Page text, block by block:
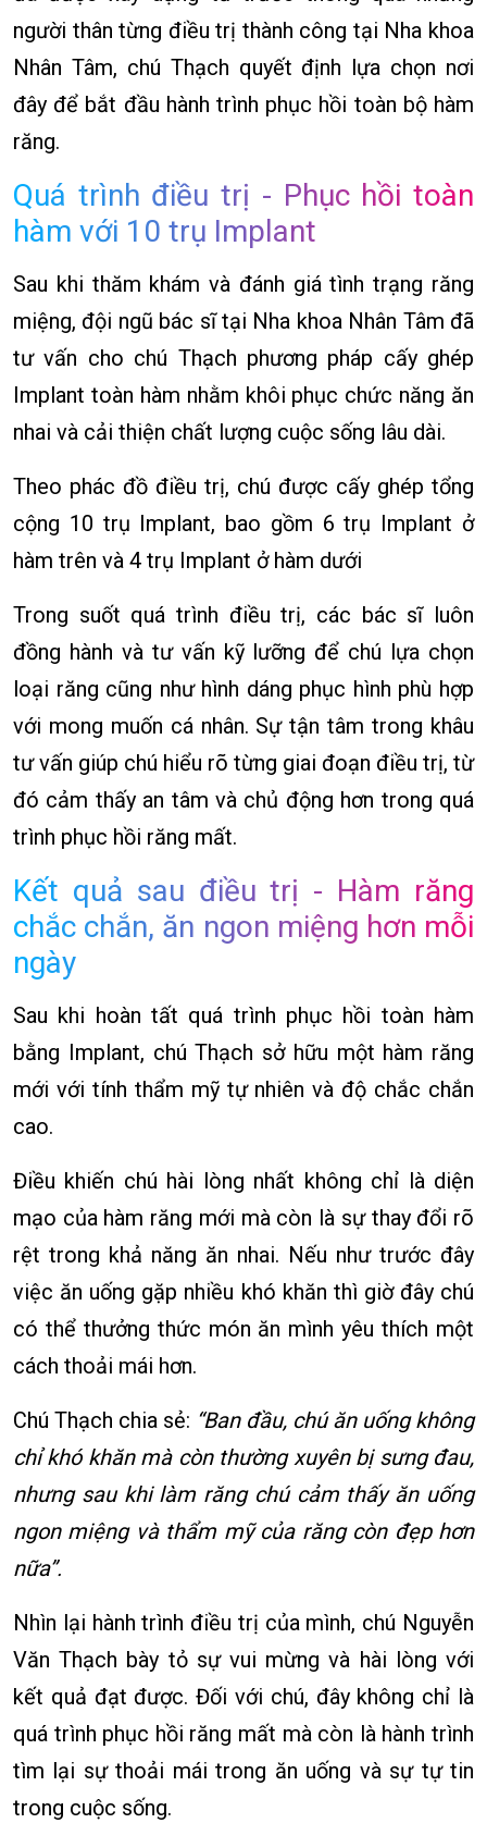
người thân từng điều trị thành công tại Nha khoa
Nhân Tâm, chú Thạch quyết định lựa chọn nơi
đây để bắt đầu hành trình phục hồi toàn bộ hàm
răng.
Quá trình điều trị - Phục hồi toàn
hàm với 10 trụ Implant
Sau khi thăm khám và đánh giá tình trạng răng
miệng, đội ngũ bác sĩ tại Nha khoa Nhân Tâm đã
tư vấn cho chú Thạch phương pháp cấy ghép
Implant toàn hàm nhằm khôi phục chức năng ăn
nhai và cải thiện chất lượng cuộc sống lâu dài.
Theo phác đồ điều trị, chú được cấy ghép tổng
cộng 10 trụ Implant, bao gồm 6 trụ Implant ở
hàm trên và 4 trụ Implant ở hàm dưới
Trong suốt quá trình điều trị, các bác sĩ luôn
đồng hành và tư vấn kỹ lưỡng để chú lựa chọn
loại răng cũng như hình dáng phục hình phù hợp
với mong muốn cá nhân. Sự tận tâm trong khâu
tư vấn giúp chú hiểu rõ từng giai đoạn điều trị, từ
đó cảm thấy an tâm và chủ động hơn trong quá
trình phục hồi răng mất.
Kết quả sau điều trị - Hàm răng
chắc chắn, ăn ngon miệng hơn mỗi
ngày
Sau khi hoàn tất quá trình phục hồi toàn hàm
bằng Implant, chú Thạch sở hữu một hàm răng
mới với tính thẩm mỹ tự nhiên và độ chắc chắn
cao.
Điều khiến chú hài lòng nhất không chỉ là diện
mạo của hàm răng mới mà còn là sự thay đổi rõ
rệt trong khả năng ăn nhai. Nếu như trước đây
việc ăn uống gặp nhiều khó khăn thì giờ đây chú
có thể thưởng thức món ăn mình yêu thích một
cách thoải mái hơn.
Chú Thạch chia sẻ: “Ban đầu, chú ăn uống không
chỉ khó khăn mà còn thường xuyên bị sưng đau,
nhưng sau khi làm răng chú cảm thấy ăn uống
ngon miệng và thẩm mỹ của răng còn đẹp hơn
nữa”.
Nhìn lại hành trình điều trị của mình, chú Nguyễn
Văn Thạch bày tỏ sự vui mừng và hài lòng với
kết quả đạt được. Đối với chú, đây không chỉ là
quá trình phục hồi răng mất mà còn là hành trình
tìm lại sự thoải mái trong ăn uống và sự tự tin
trong cuộc sống.